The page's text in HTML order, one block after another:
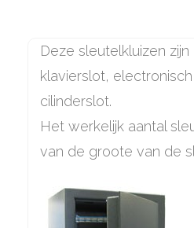
Deze sleutelkluizen
klavierslot,
cilinderslot.
Het werkelijk aantal
van de groote van de